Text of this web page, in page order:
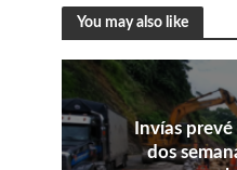
You may also like
Invías prevé
dos